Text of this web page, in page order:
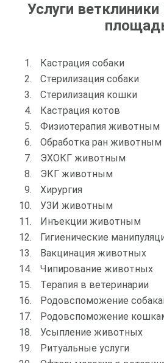
Услуги
Кастрация собаки
Стерилизация собаки
Стерилизация кошки
Кастрация котов
Физиотерапия животным
Обработка ран животным
ЭХОКГ животным
ЭКГ животным
Хирургия
УЗИ животным
Инъекции животным
Гигиенические
Вакцинация животных
Чипирование животных
Терапия в ветеринарии
Родовспоможение
Родовспоможение
Усыпление животных
Ритуальные услуги